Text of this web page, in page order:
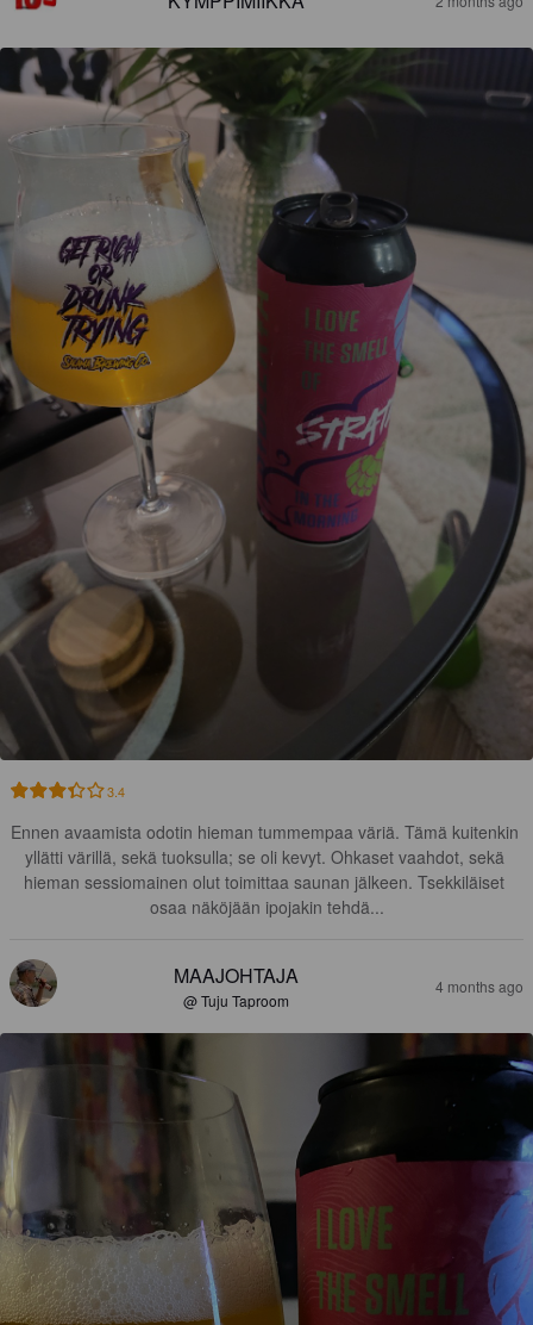
3.4
Ennen avaamista odotin hieman tummempaa väriä. Tämä kuitenkin
yllätti värillä, sekä tuoksulla; se oli kevyt. Ohkaset vaahdot, sekä
hieman sessiomainen olut toimittaa saunan jälkeen. Tsekkiläiset
osaa näköjään ipojakin tehdä...
MAAJOHTAJA
@ Tuju Taproom
4 months ago